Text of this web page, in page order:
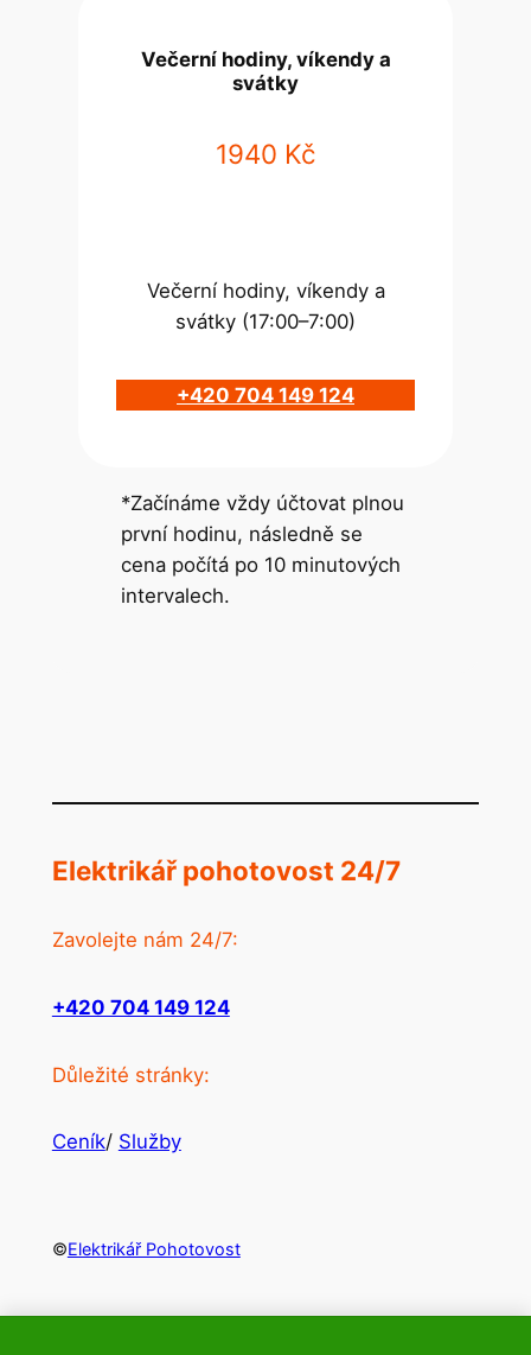
Večerní hodiny, víkendy a
svátky
1940 Kč
Večerní hodiny, víkendy a
svátky (17:00–7:00)
+420 704 149 124
*Začínáme vždy účtovat plnou
první hodinu, následně se
cena počítá po 10 minutových
intervalech.
Elektrikář pohotovost 24/7
Zavolejte nám 24/7:
+420 704 149 124
Důležité stránky:
Ceník/ Služby
©Elektrikář Pohotovost